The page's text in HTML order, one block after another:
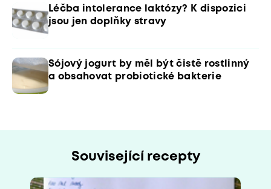
Léčba intolerance laktózy? K dispozici
jsou jen doplňky stravy
Sójový jogurt by měl být čistě rostlinný
a obsahovat probiotické bakterie
Související recepty